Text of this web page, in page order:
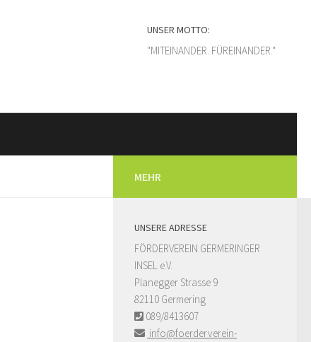
UNSER MOTTO:
"MITEINANDER. FÜREINANDER."
MEHR
UNSERE ADRESSE
FÖRDERVEREIN GERMERINGER
INSEL e.V.
Planegger Strasse 9
82110 Germering
089/8413607
info@foerderverein-